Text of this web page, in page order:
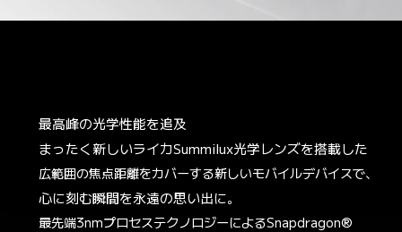
最高峰の光学性能を追及
まったく新しいライカSummilux光学レンズを搭載した
広範囲の焦点距離をカバーする新しいモバイルデバイスで、
心に刻む瞬間を永遠の思い出に。
最先端3nmプロセステクノロジーによるSnapdragon®